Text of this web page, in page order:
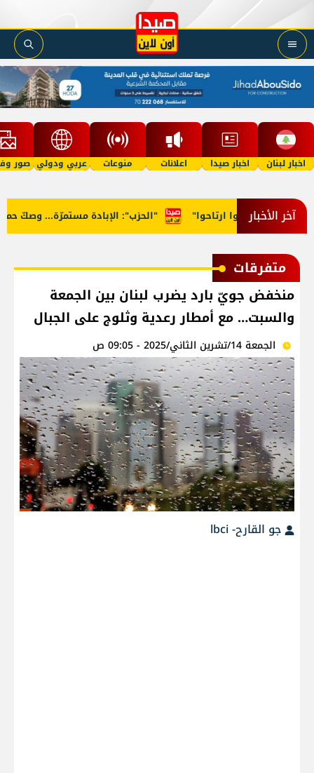
اخبار لبنان اخبار صيدا اعلانات منوعات عربي ودولي صور
آخر الأخبار "الحزب": الإبادة مستمرّة... وصكّ "روحوا ارتاحوا"
متفرقات
منخفض جويّ بارد يضرب لبنان بين الجمعة
والسبت… مع أمطار رعدية وثلوج على الجبال
الجمعة 14/تشرين الثاني/2025 - 09:05 ص
جو القارح- lbci